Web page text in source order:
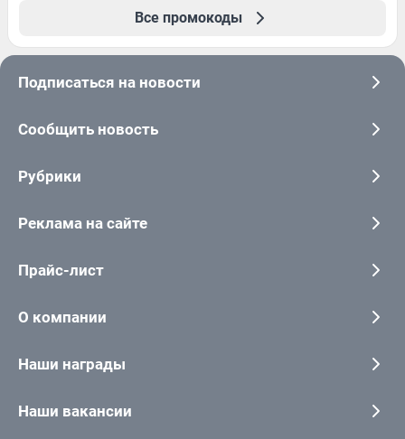
Все промокоды
Подписаться на новости
Сообщить новость
Рубрики
Реклама на сайте
Прайс-лист
О компании
Наши награды
Наши вакансии